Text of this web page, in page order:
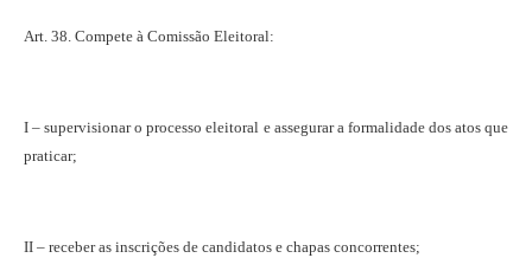
Art. 38. Compete à Comissão Eleitoral:
I – supervisionar o processo eleitoral e assegurar a formalidade dos atos que
praticar;
II – receber as inscrições de candidatos e chapas concorrentes;